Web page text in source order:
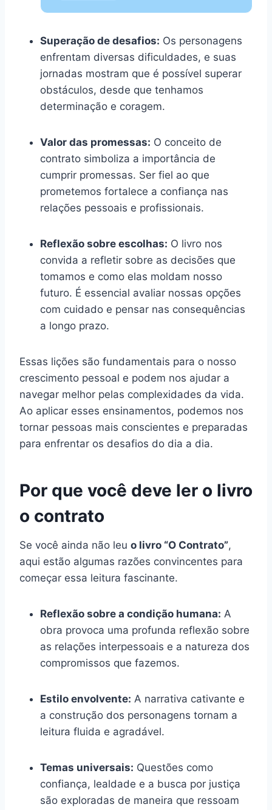
Superação de desafios: Os personagens
enfrentam diversas dificuldades, e suas
jornadas mostram que é possível superar
obstáculos, desde que tenhamos
determinação e coragem.
Valor das promessas: O conceito de
contrato simboliza a importância de
cumprir promessas. Ser fiel ao que
prometemos fortalece a confiança nas
relações pessoais e profissionais.
Reflexão sobre escolhas: O livro nos
convida a refletir sobre as decisões que
tomamos e como elas moldam nosso
futuro. É essencial avaliar nossas opções
com cuidado e pensar nas consequências
a longo prazo.
Essas lições são fundamentais para o nosso
crescimento pessoal e podem nos ajudar a
navegar melhor pelas complexidades da vida.
Ao aplicar esses ensinamentos, podemos nos
tornar pessoas mais conscientes e preparadas
para enfrentar os desafios do dia a dia.
Por que você deve ler o livro
o contrato
Se você ainda não leu o livro “O Contrato”,
aqui estão algumas razões convincentes para
começar essa leitura fascinante.
Reflexão sobre a condição humana: A
obra provoca uma profunda reflexão sobre
as relações interpessoais e a natureza dos
compromissos que fazemos.
Estilo envolvente: A narrativa cativante e
a construção dos personagens tornam a
leitura fluida e agradável.
Temas universais: Questões como
confiança, lealdade e a busca por justiça
são exploradas de maneira que ressoam